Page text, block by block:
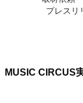
プレスリ
MUSIC CIRCUS